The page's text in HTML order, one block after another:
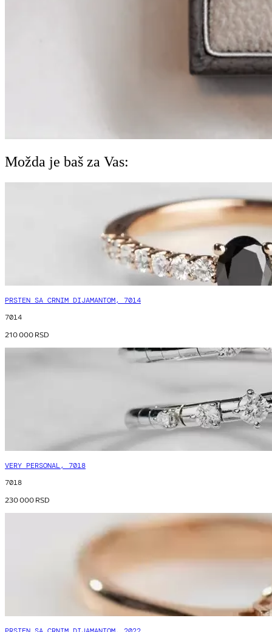
Možda je baš za Vas:
PRSTEN SA CRNIM DIJAMANTOM, 7014
7014
210 000RSD
VERY PERSONAL, 7018
7018
230 000RSD